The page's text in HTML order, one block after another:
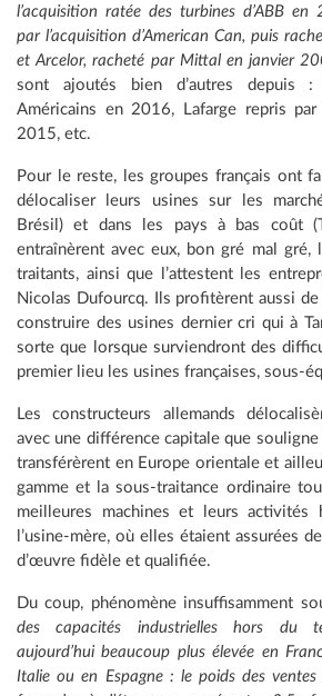
l’acquisition ratée des turbines d’ABB en
par l’acquisition d’American Can, puis
et Arcelor, racheté par Mittal en janvier
sont ajoutés bien d’autres depuis :
Américains en 2016, Lafarge repris
2015, etc.
Pour le reste, les groupes français ont
délocaliser leurs usines sur les
Brésil) et dans les pays à bas coût
entraînèrent avec eux, bon gré mal gré,
traitants, ainsi que l’attestent les
Nicolas Dufourcq. Ils profitèrent aussi
construire des usines dernier cri qui à
sorte que lorsque surviendront des
premier lieu les usines françaises, sous-
Les constructeurs allemands
avec une différence capitale que
transférèrent en Europe orientale et
gamme et la sous-traitance ordinaire
meilleures machines et leurs activités
l’usine-mère, où elles étaient assurées
d’œuvre fidèle et qualifiée.
Du coup, phénomène insuffisamment
des capacités industrielles hors du
aujourd’hui beaucoup plus élevée en
Italie ou en Espagne : le poids des ventes